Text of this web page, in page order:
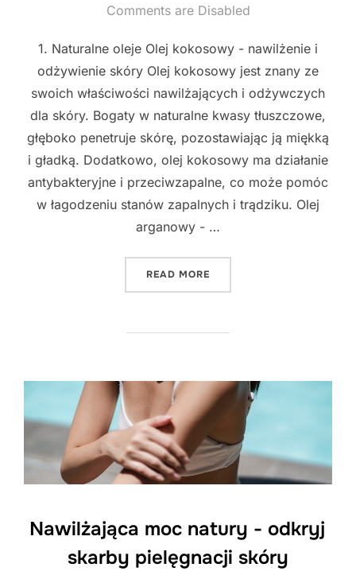
on
Comments are Disabled
1. Naturalne oleje Olej kokosowy - nawilżenie i
odżywienie skóry Olej kokosowy jest znany ze
swoich właściwości nawilżających i odżywczych
dla skóry. Bogaty w naturalne kwasy tłuszczowe,
głęboko penetruje skórę, pozostawiając ją miękką
i gładką. Dodatkowo, olej kokosowy ma działanie
antybakteryjne i przeciwzapalne, co może pomóc
w łagodzeniu stanów zapalnych i trądziku. Olej
arganowy - …
READ MORE
Nawilżająca moc natury - odkryj
skarby pielęgnacji skóry